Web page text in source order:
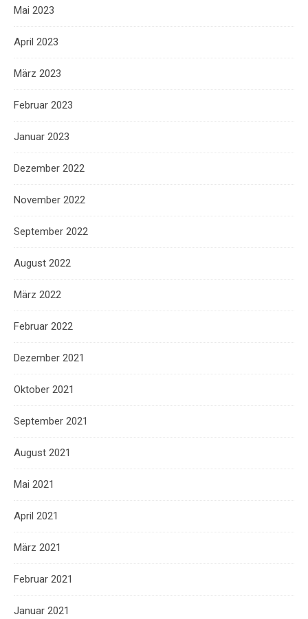
Mai 2023
April 2023
März 2023
Februar 2023
Januar 2023
Dezember 2022
November 2022
September 2022
August 2022
März 2022
Februar 2022
Dezember 2021
Oktober 2021
September 2021
August 2021
Mai 2021
April 2021
März 2021
Februar 2021
Januar 2021